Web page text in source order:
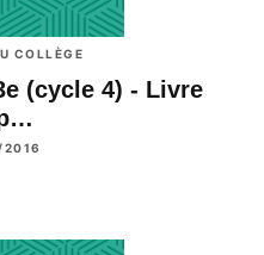
COLLÈGE
(cycle 4) - Livre